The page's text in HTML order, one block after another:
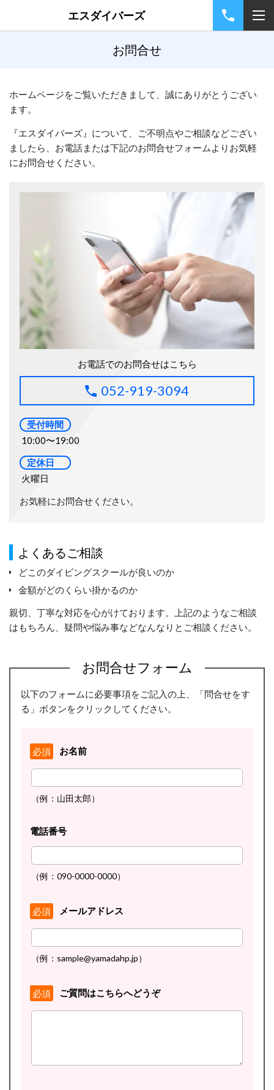
エスダイバーズ
お問合せ
ホームページをご覧いただきまして、誠にありがとうござい
ます。
『エスダイバーズ』について、ご不明点やご相談などござい
ましたら、お電話または下記のお問合せフォームよりお気軽
にお問合せください。
お電話でのお問合せはこちら
052-919-3094
受付時間
10:00〜19:00
定休日
火曜日
お気軽にお問合せください。
よくあるご相談
どこのダイビングスクールが良いのか
金額がどのくらい掛かるのか
親切、丁寧な対応を心がけております。上記のようなご相談
はもちろん、疑問や悩み事などなんなりとご相談ください。
お問合せフォーム
以下のフォームに必要事項をご記入の上、「問合せをす
る」ボタンをクリックしてください。
お名前
必須
（例：山田太郎）
電話番号
（例：090-0000-0000）
メールアドレス
必須
（例：sample@yamadahp.jp）
ご質問はこちらへどうぞ
必須